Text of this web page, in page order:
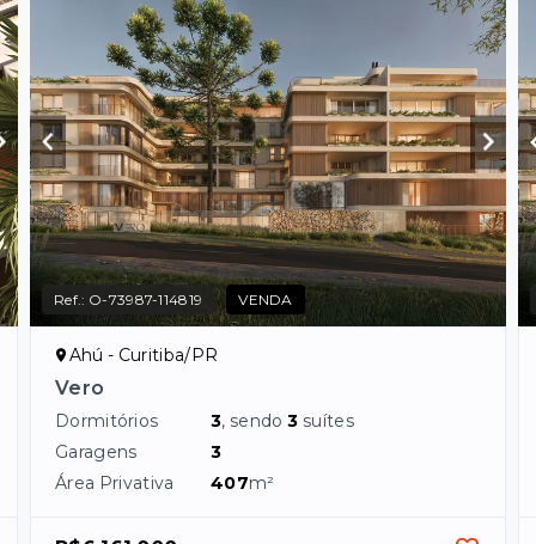
Ref.: O-73987-114819 VENDA
Ahú - Curitiba/PR
Vero
Dormitórios 3, sendo3 suítes
Garagens
3
Área Privativa
407m²